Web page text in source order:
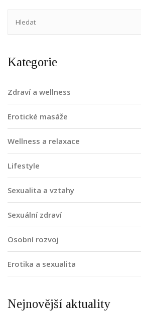
Kategorie
Zdraví a wellness
Erotické masáže
Wellness a relaxace
Lifestyle
Sexualita a vztahy
Sexuální zdraví
Osobní rozvoj
Erotika a sexualita
Nejnovější aktuality